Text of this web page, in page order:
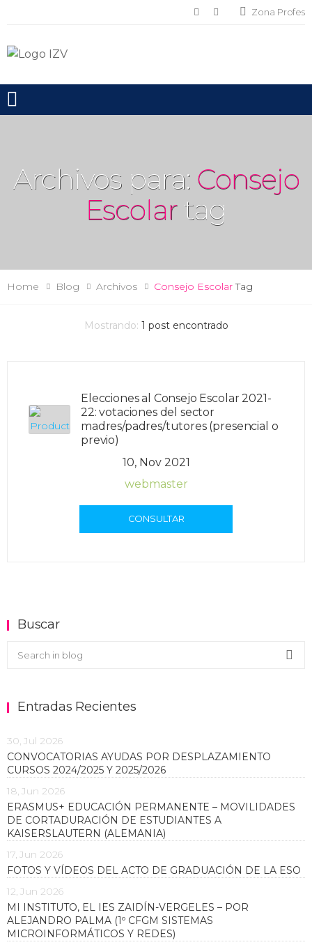
Zona Profes
Toggle mobile menu
Archivos para: Consejo
Escolar tag
Home Blog Archivos Consejo EscolarTag
Mostrando: 1 post encontrado
Elecciones al Consejo Escolar 2021-
22: votaciones del sector
madres/padres/tutores (presencial o
previo)
10, Nov 2021
webmaster
CONSULTAR
Buscar
Buscar en el blog
Entradas Recientes
30, Jul 2026
CONVOCATORIAS AYUDAS POR DESPLAZAMIENTO
CURSOS 2024/2025 Y 2025/2026
18, Jun 2026
ERASMUS+ EDUCACIÓN PERMANENTE – MOVILIDADES
DE CORTADURACIÓN DE ESTUDIANTES A
KAISERSLAUTERN (ALEMANIA)
17, Jun 2026
FOTOS Y VÍDEOS DEL ACTO DE GRADUACIÓN DE LA ESO
12, Jun 2026
MI INSTITUTO, EL IES ZAIDÍN-VERGELES – POR
ALEJANDRO PALMA (1º CFGM SISTEMAS
MICROINFORMÁTICOS Y REDES)